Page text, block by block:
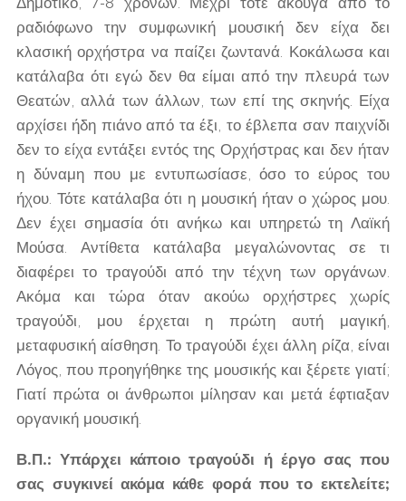
ραδιόφωνο την συμφωνική μουσική δεν είχα δει
κλασική ορχήστρα να παίζει ζωντανά. Κοκάλωσα και
κατάλαβα ότι εγώ δεν θα είμαι από την πλευρά των
Θεατών, αλλά των άλλων, των επί της σκηνής. Είχα
αρχίσει ήδη πιάνο από τα έξι, το έβλεπα σαν παιχνίδι
δεν το είχα εντάξει εντός της Ορχήστρας και δεν ήταν
η δύναμη που με εντυπωσίασε, όσο το εύρος του
ήχου. Τότε κατάλαβα ότι η μουσική ήταν ο χώρος μου.
Δεν έχει σημασία ότι ανήκω και υπηρετώ τη Λαϊκή
Μούσα. Αντίθετα κατάλαβα μεγαλώνοντας σε τι
διαφέρει το τραγούδι από την τέχνη των οργάνων.
Ακόμα και τώρα όταν ακούω ορχήστρες χωρίς
τραγούδι, μου έρχεται η πρώτη αυτή μαγική,
μεταφυσική αίσθηση. Το τραγούδι έχει άλλη ρίζα, είναι
Λόγος, που προηγήθηκε της μουσικής και ξέρετε γιατί;
Γιατί πρώτα οι άνθρωποι μίλησαν και μετά έφτιαξαν
οργανική μουσική.
Β.Π.: Υπάρχει κάποιο τραγούδι ή έργο σας που
σας συγκινεί ακόμα κάθε φορά που το εκτελείτε;